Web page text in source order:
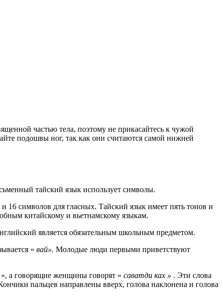
частью тела, поэтому не прикасайтесь к чужой
подошвы ног, так как они считаются самой нижней
тайский язык использует символы.
16 символов для гласных. Тайский язык имеет пять тонов и
китайскому и вьетнамскому языкам.
является обязательным школьным предметом.
« вай». Молодые люди первыми приветствуют
а говорящие женщины говорят « саватди ках » . Эти слова
пальцев направлены вверх, голова наклонена и голова